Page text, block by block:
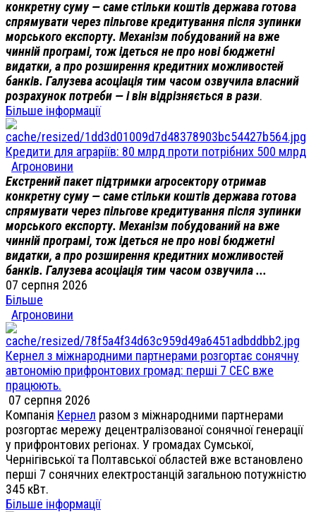
конкретну суму — саме стільки коштів держава готова
спрямувати через пільгове кредитування після зупинки
морського експорту. Механізм побудований на вже
чинній програмі, тож ідеться не про нові бюджетні
видатки, а про розширення кредитних можливостей
банків. Галузева асоціація тим часом озвучила власний
розрахунок потреби — і він відрізняється в рази.
Більше інформації
Кредити для аграріїв: 80 млрд проти потрібних 500 млрд
Агроновини
Екстрений пакет підтримки агросектору отримав
конкретну суму — саме стільки коштів держава готова
спрямувати через пільгове кредитування після зупинки
морського експорту. Механізм побудований на вже
чинній програмі, тож ідеться не про нові бюджетні
видатки, а про розширення кредитних можливостей
банків. Галузева асоціація тим часом озвучила ...
07 серпня 2026
Більше
Агроновини
Кернел з міжнародними партнерами розгортає сонячну
автономію прифронтових громад: перші 7 СЕС вже
працюють.
07 серпня 2026
Компанія Кернел разом з міжнародними партнерами
розгортає мережу децентралізованої сонячної генерації
у прифронтових регіонах. У громадах Сумської,
Чернігівської та Полтавської областей вже встановлено
перші 7 сонячних електростанцій загальною потужністю
345 кВт.
Більше інформації